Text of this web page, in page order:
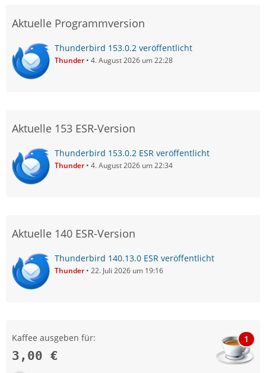
Aktuelle Programmversion
Thunderbird 153.0.2 veröffentlicht
Thunder 4. August 2026 um 22:28
Aktuelle 153 ESR-Version
Thunderbird 153.0.2 ESR veröffentlicht
Thunder 4. August 2026 um 22:34
Aktuelle 140 ESR-Version
Thunderbird 140.13.0 ESR veröffentlicht
Thunder 22. Juli 2026 um 19:16
Kaffee ausgeben für:
3,00 €
1